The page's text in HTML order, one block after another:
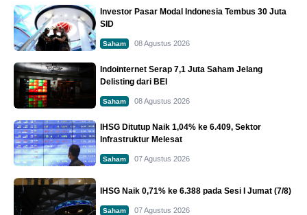
Investor Pasar Modal Indonesia Tembus 30 Juta
SID
Saham 08 Agustus 2026
Indointernet Serap 7,1 Juta Saham Jelang
Delisting dari BEI
Saham 08 Agustus 2026
IHSG Ditutup Naik 1,04% ke 6.409, Sektor
Infrastruktur Melesat
Saham 07 Agustus 2026
IHSG Naik 0,71% ke 6.388 pada Sesi I Jumat (7/8)
Saham 07 Agustus 2026